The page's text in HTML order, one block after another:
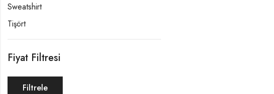
Sweatshirt
Tişört
Fiyat Filtresi
Filtrele